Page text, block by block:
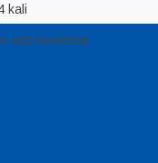
kali
ada komentar